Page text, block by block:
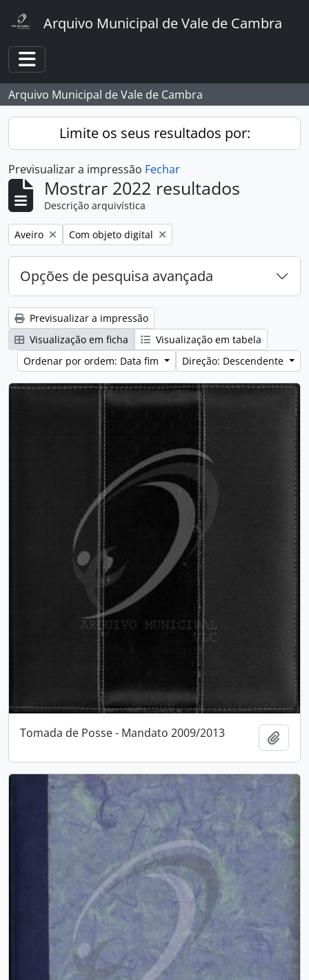
Arquivo Municipal de Vale de Cambra
Toggle navigation
Arquivo Municipal de Vale de Cambra
Limite os seus resultados por:
Previsualizar a impressão Fechar
Mostrar 2022 resultados
Descrição arquivística
Remover filtro:
Aveiro Remover filtro:
Com objeto digital
Opções de pesquisa avançada
Previsualizar a impressão
Visualização em ficha
Visualização em tabela
Ordenar por ordem: Data fim
Direção: Descendente
Tomada de Posse - Mandato 2009/2013